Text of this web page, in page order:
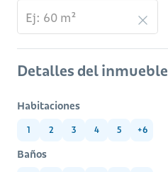
Detalles del inmueble
Habitaciones
1 2 3 4 5 +6
Baños